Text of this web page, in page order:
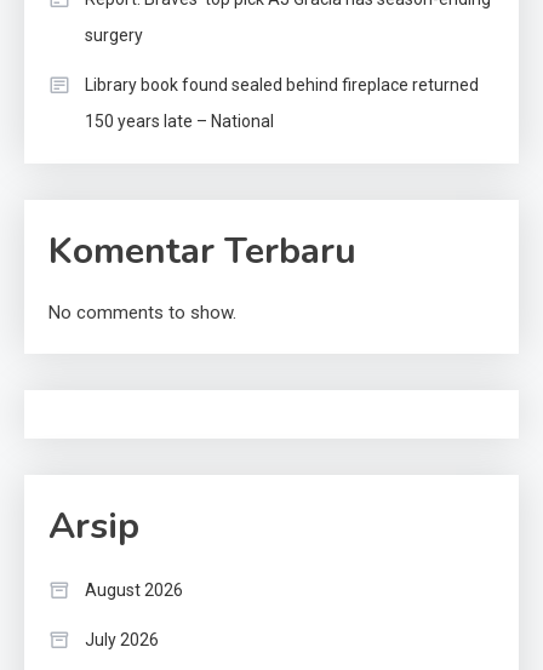
surgery
Library book found sealed behind fireplace returned
150 years late – National
Komentar Terbaru
No comments to show.
Arsip
August 2026
July 2026